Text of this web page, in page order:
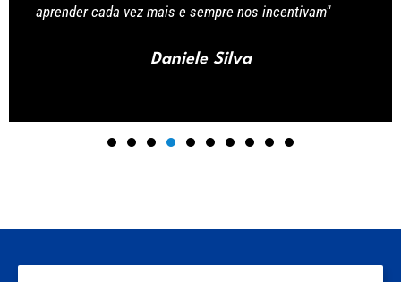
aprender cada vez mais e sempre nos incentivam"
Daniele Silva